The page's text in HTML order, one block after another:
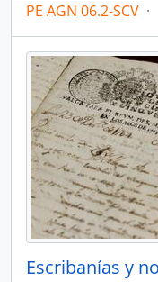
PE AGN 06.2-SCV ·
Escribanías y